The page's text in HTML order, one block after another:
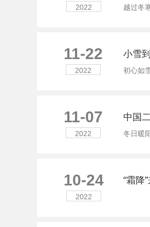
2022 越过冬
11-22
2022
小雪
初心如
11-07
2022
中国
冬日暖
10-24
2022
“霜降